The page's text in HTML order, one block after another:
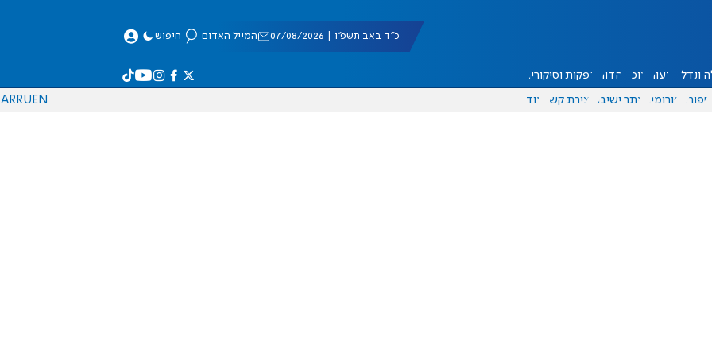
כ"ד באב תשפ"ו | 07/08/2026 המייל האדום חיפוש
ונדל"ן דעות אוכל יהדות הפקות וסיקורים
ספורט פורומים אתר ישיבה יצירת קשר עוד EN
RU
AR